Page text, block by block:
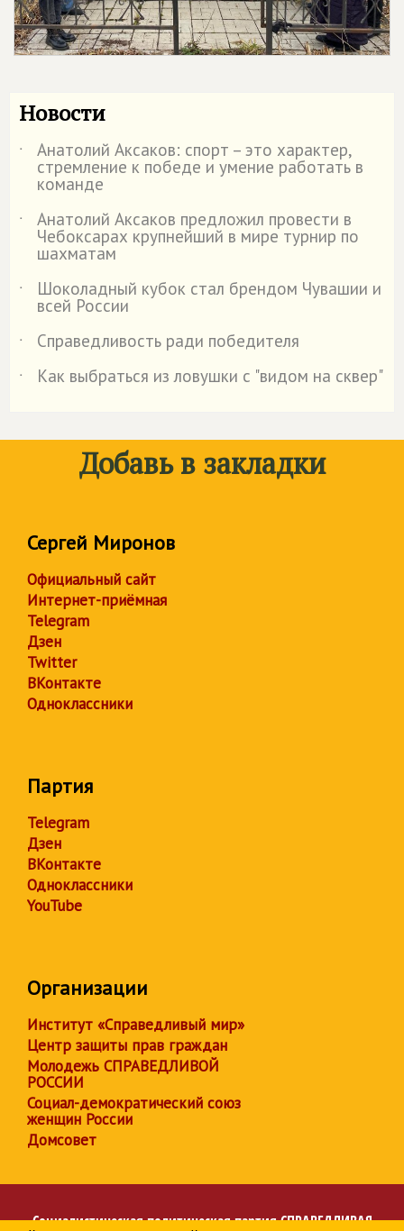
Новости
˙ Анатолий Аксаков: спорт – это характер,
стремление к победе и умение работать в
команде
˙
Анатолий Аксаков предложил провести в
Чебоксарах крупнейший в мире турнир по
шахматам
˙
Шоколадный кубок стал брендом Чувашии и
всей России
˙
Справедливость ради победителя
˙
Как выбраться из ловушки с "видом на сквер"
Добавь в закладки
Сергей Миронов
Официальный сайт
Интернет-приёмная
Telegram
Дзен
Twitter
ВКонтакте
Одноклассники
Партия
Telegram
Дзен
ВКонтакте
Одноклассники
YouTube
Организации
Институт «Справедливый мир»
Центр защиты прав граждан
Молодежь СПРАВЕДЛИВОЙ
РОССИИ
Социал-демократический союз
женщин России
Домсовет
Социалистическая политическая партияСПРАВЕДЛИВАЯ